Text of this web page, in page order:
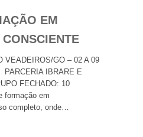
EM
VEADEIROS/GO – 02 A 09
PARCERIA IBRARE E
FECHADO: 10
formação em
completo, onde…